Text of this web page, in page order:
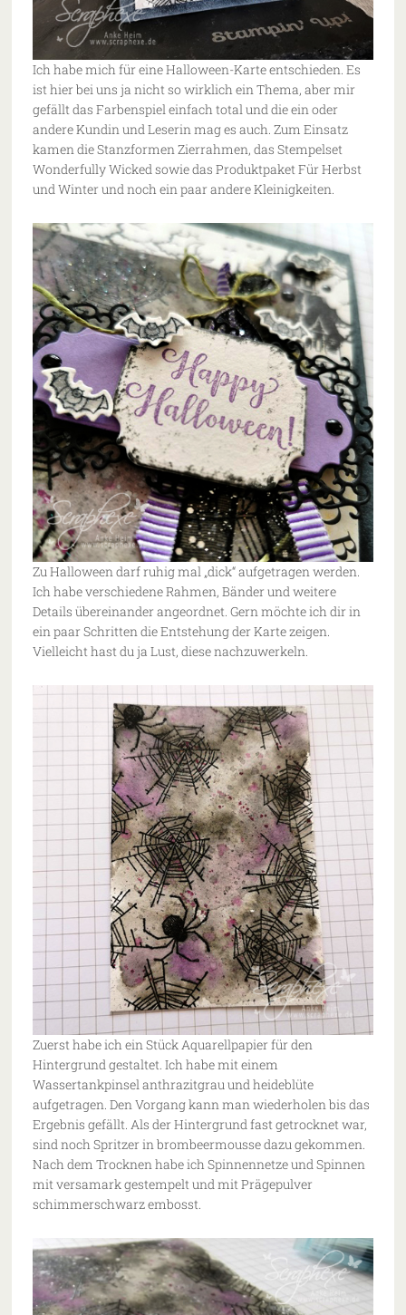
Ich habe mich für eine Halloween-Karte entschieden. Es
ist hier bei uns ja nicht so wirklich ein Thema, aber mir
gefällt das Farbenspiel einfach total und die ein oder
andere Kundin und Leserin mag es auch. Zum Einsatz
kamen die Stanzformen Zierrahmen, das Stempelset
Wonderfully Wicked sowie das Produktpaket Für Herbst
und Winter und noch ein paar andere Kleinigkeiten.
Zu Halloween darf ruhig mal „dick“ aufgetragen werden.
Ich habe verschiedene Rahmen, Bänder und weitere
Details übereinander angeordnet. Gern möchte ich dir in
ein paar Schritten die Entstehung der Karte zeigen.
Vielleicht hast du ja Lust, diese nachzuwerkeln.
Zuerst habe ich ein Stück Aquarellpapier für den
Hintergrund gestaltet. Ich habe mit einem
Wassertankpinsel anthrazitgrau und heideblüte
aufgetragen. Den Vorgang kann man wiederholen bis das
Ergebnis gefällt. Als der Hintergrund fast getrocknet war,
sind noch Spritzer in brombeermousse dazu gekommen.
Nach dem Trocknen habe ich Spinnennetze und Spinnen
mit versamark gestempelt und mit Prägepulver
schimmerschwarz embosst.